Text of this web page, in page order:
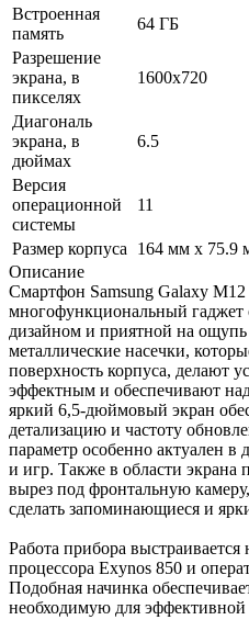
Встроенная
память
64 ГБ
Разрешение
экрана, в
пикселях
1600x720
Диагональ
экрана, в
дюймах
6.5
Версия
операционной
системы
11
Размер корпуса
164 мм x 75.9
Описание
Смартфон Samsung Galaxy
многофункциональный
дизайном и приятной на
металлические насечки,
поверхность корпуса, делают
эффектным и обеспечивают
яркий 6,5-дюймовый экран
детализацию и частоту
параметр особенно актуален
и игр. Также в области экрана
вырез под фронтальную
сделать запоминающиеся и
Работа прибора
процессора Exynos 850 и
Подобная начинка
необходимую для